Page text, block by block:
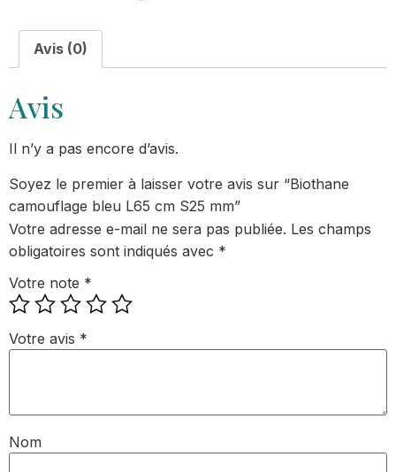
Avis (0)
Avis
Il n’y a pas encore d’avis.
Soyez le premier à laisser votre avis sur “Biothane
camouflage bleu L65 cm S25 mm”
Votre adresse e-mail ne sera pas publiée. Les champs
obligatoires sont indiqués avec *
Votre note *
Votre avis *
Nom